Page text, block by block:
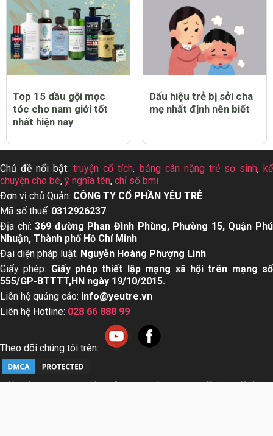
Top 12 thuốc tẩy quần
áo trắng sạch tốt nhất
hiện nay
Top 13 dầu gội cho da
dầu tốt nhất hiện nay
Top 15 dầu gội mọc
tóc cho nam giới tốt
nhất hiện nay
Dấu hiệu trẻ bị sởi cha
mẹ nhất định nên biết
Chủ đề nổi bật:truyện cổ tích,
chuyện cho bé ,ý nghĩa tên, chỉ số bmi
Đơn vị chủ Quản: CÔNG TY CỔ PHẦN YÊU TRẺ
Mã số thuế: 0312926237
Địa chỉ:369 đường Phan Đình Phùng, Phường 15, Quận Phú
Nhuận, Thành phố Hồ Chí Minh
Nguyễn Hoàng Phượng Linh
Giấy phép:Giấy phép thiết lập mạng xã hội trên mạng số
555/GP-BTTTT,HN ngày 19/10/2015.
Liên hệ quảng cáo:info@yeutre.vn